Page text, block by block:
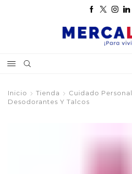
Inicio Tienda
Cuidado Personal
Desodorantes Y Talcos